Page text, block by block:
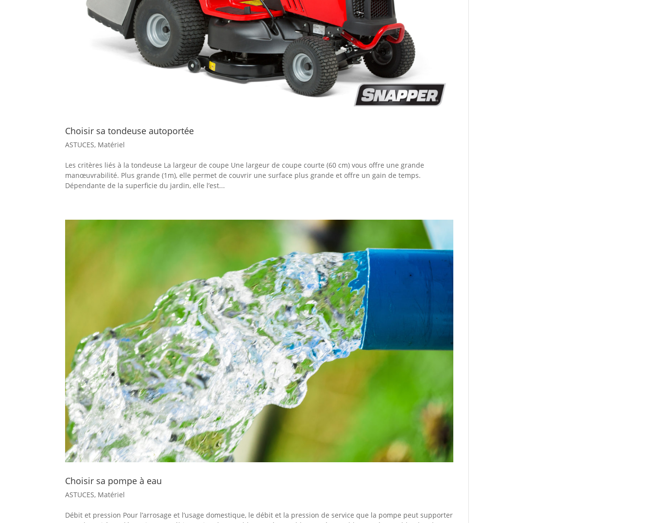
Choisir sa tondeuse autoportée
ASTUCES, Matériel
Les critères liés à la tondeuse La largeur de coupe Une largeur de coupe courte (60 cm) vous offre une grande
manœuvrabilité. Plus grande (1m), elle permet de couvrir une surface plus grande et offre un gain de temps.
Dépendante de la superficie du jardin, elle l’est...
Choisir sa pompe à eau
ASTUCES, Matériel
Débit et pression Pour l’arrosage et l’usage domestique, le débit et la pression de service que la pompe peut supporter